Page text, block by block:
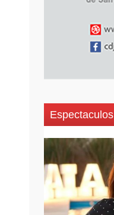
Espectaculos